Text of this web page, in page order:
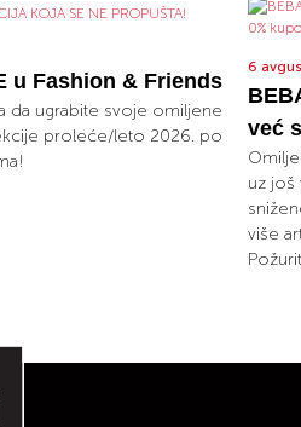
u Fashion & Friends
da ugrabite svoje omiljene
proleće/leto 2026. po
6
već
uz još
više